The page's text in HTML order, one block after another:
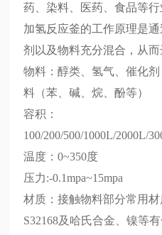
药、染料、医药、食品等行
加氢反应釜的工作原理是
剂以及物料充分混合，从而
物料：醇类、氢气、催化
料（苯、碱、烷、酚等）
容积：
100/200/500/1000L/2000L/
温度：0~350度
压力:-0.1mpa~15mpa
材质：接触物料部分常用
S32168及哈氏合金、镍等有